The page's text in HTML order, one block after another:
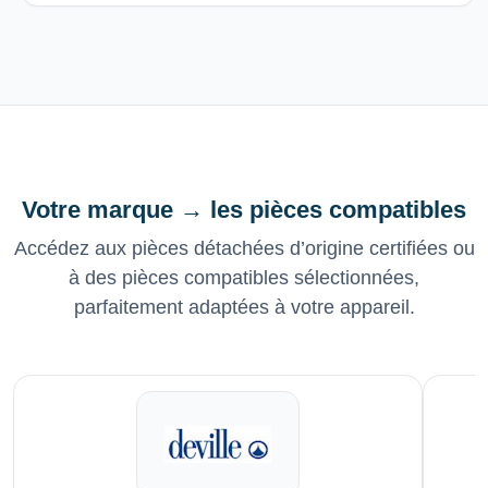
Votre marque → les pièces compatibles
Accédez aux pièces détachées d’origine certifiées ou
à des pièces compatibles sélectionnées,
parfaitement adaptées à votre appareil.